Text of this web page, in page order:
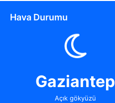
Hava Durumu
Gaziantep
Açık gökyüzü